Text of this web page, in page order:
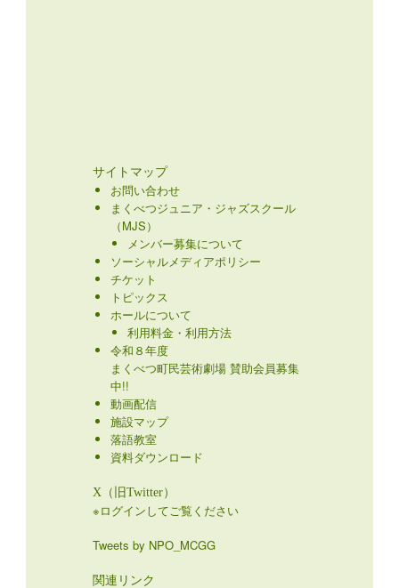
サイトマップ
お問い合わせ
まくべつジュニア・ジャズスクール
（MJS）
メンバー募集について
ソーシャルメディアポリシー
チケット
トピックス
ホールについて
利用料金・利用方法
令和８年度
まくべつ町民芸術劇場 賛助会員募集
中!!
動画配信
施設マップ
落語教室
資料ダウンロード
X（旧Twitter）
※ログインしてご覧ください
Tweets by NPO_MCGG
関連リンク